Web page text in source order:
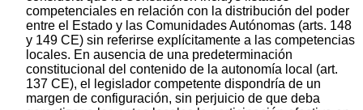
competenciales en relación con la distribución del poder
entre el Estado y las Comunidades Autónomas (arts. 148
y 149 CE) sin referirse explícitamente a las competencias
locales. En ausencia de una predeterminación
constitucional del contenido de la autonomía local (art.
137 CE), el legislador competente dispondría de un
margen de configuración, sin perjuicio de que deba